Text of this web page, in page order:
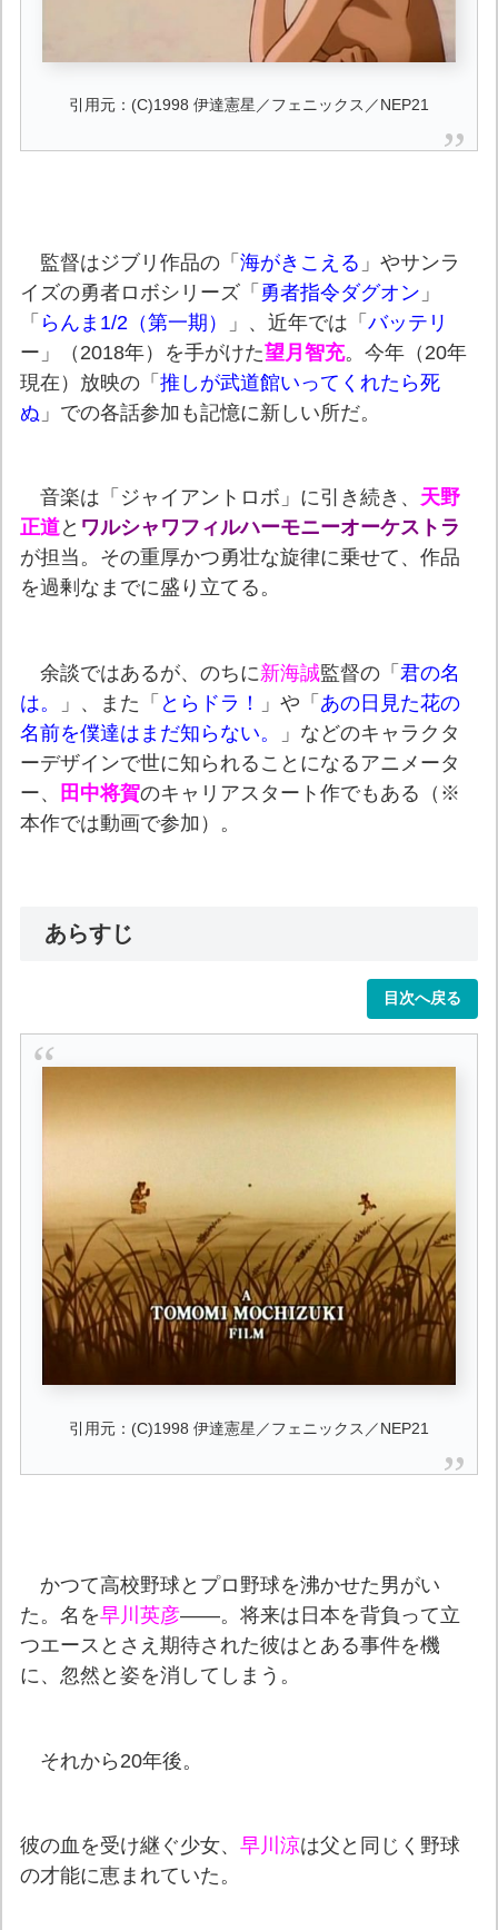
引用元：(C)1998 伊達憲星／フェニックス／NEP21
監督はジブリ作品の「海がきこえる 」やサンラ
イズの勇者ロボシリーズ「 勇者指令ダグオン 」
「 らんま1/2（第一期） 」、近年では「バッテリ
ー」（2018年）を手がけた望月智充。今年（20年
現在）放映の「推しが武道館いってくれたら死
ぬ 」での各話参加も記憶に新しい所だ。
音楽は「ジャイアントロボ」に引き続き、 天野
正道と ワルシャワフィルハーモニーオーケストラ
が担当。その重厚かつ勇壮な旋律に乗せて、作品
を過剰なまでに盛り立てる。
余談ではあるが、のちに新海誠監督の「君の名
は。
」、また「 とらドラ！ 」や「 あの日見た花の
名前を僕達はまだ知らない。
」などのキャラクタ
ーデザインで世に知られることになるアニメータ
ー、
田中将賀のキャリアスタート作でもある（※
本作では動画で参加）。
あらすじ
目次へ戻る
引用元：(C)1998 伊達憲星／フェニックス／NEP21
かつて高校野球とプロ野球を沸かせた男がい
た。名を早川英彦――。将来は日本を背負って立
つエースとさえ期待された彼はとある事件を機
に、忽然と姿を消してしまう。
それから20年後。
彼の血を受け継ぐ少女、早川涼は父と同じく野球
の才能に恵まれていた。